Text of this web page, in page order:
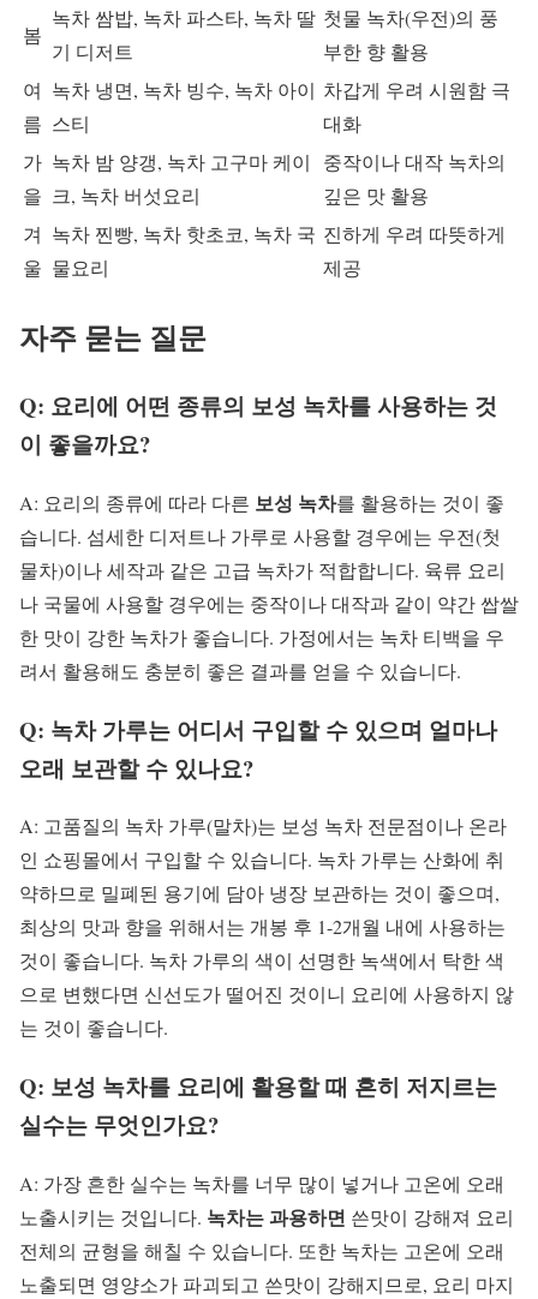
봄
녹차 쌈밥, 녹차 파스타, 녹차 딸
기 디저트
첫물 녹차(우전)의 풍
부한 향 활용
여
름
녹차 냉면, 녹차 빙수, 녹차 아이
스티
차갑게 우려 시원함 극
대화
가
을
녹차 밤 양갱, 녹차 고구마 케이
크, 녹차 버섯요리
중작이나 대작 녹차의
깊은 맛 활용
겨
울
녹차 찐빵, 녹차 핫초코, 녹차 국
물요리
진하게 우려 따뜻하게
제공
자주 묻는 질문
Q: 요리에 어떤 종류의 보성 녹차를 사용하는 것
이 좋을까요?
A: 요리의 종류에 따라 다른 보성 녹차를 활용하는 것이 좋
습니다. 섬세한 디저트나 가루로 사용할 경우에는 우전(첫
물차)이나 세작과 같은 고급 녹차가 적합합니다. 육류 요리
나 국물에 사용할 경우에는 중작이나 대작과 같이 약간 쌉쌀
한 맛이 강한 녹차가 좋습니다. 가정에서는 녹차 티백을 우
려서 활용해도 충분히 좋은 결과를 얻을 수 있습니다.
Q: 녹차 가루는 어디서 구입할 수 있으며 얼마나
오래 보관할 수 있나요?
A: 고품질의 녹차 가루(말차)는 보성 녹차 전문점이나 온라
인 쇼핑몰에서 구입할 수 있습니다. 녹차 가루는 산화에 취
약하므로 밀폐된 용기에 담아 냉장 보관하는 것이 좋으며,
최상의 맛과 향을 위해서는 개봉 후 1-2개월 내에 사용하는
것이 좋습니다. 녹차 가루의 색이 선명한 녹색에서 탁한 색
으로 변했다면 신선도가 떨어진 것이니 요리에 사용하지 않
는 것이 좋습니다.
Q: 보성 녹차를 요리에 활용할 때 흔히 저지르는
실수는 무엇인가요?
A: 가장 흔한 실수는 녹차를 너무 많이 넣거나 고온에 오래
노출시키는 것입니다. 녹차는 과용하면 쓴맛이 강해져 요리
전체의 균형을 해칠 수 있습니다. 또한 녹차는 고온에 오래
노출되면 영양소가 파괴되고 쓴맛이 강해지므로, 요리 마지